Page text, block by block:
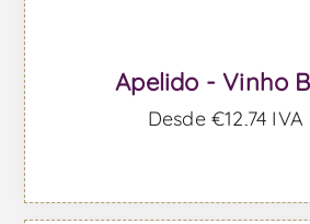
Apelido - Vinho
Desde €12,74 IVA